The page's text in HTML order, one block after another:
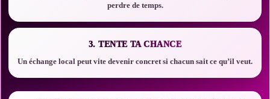
perdre de temps.
3. TENTE TA CHANCE
Un échange local peut vite devenir concret si chacun sait ce qu’il veut.